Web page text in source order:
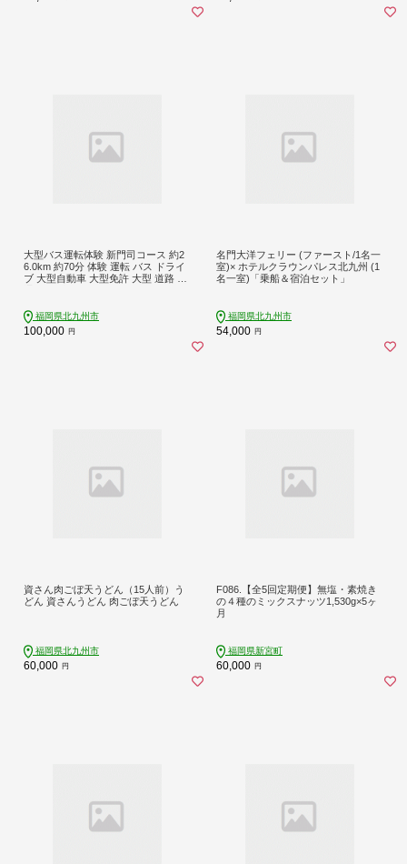
大型バス運転体験 新門司コース 約2
6.0km 約70分 体験 運転 バス ドライ
ブ 大型自動車 大型免許 大型 道路 交
福岡県北九州市
100,000 円
名門大洋フェリー (ファースト/1名一
室)× ホテルクラウンパレス北九州 (1
名一室)「乗船＆宿泊セット」
福岡県北九州市
54,000 円
資さん肉ごぼ天うどん（15人前）う
どん 資さんうどん 肉ごぼ天うどん
福岡県北九州市
60,000 円
F086.【全5回定期便】無塩・素焼き
の４種のミックスナッツ1,530g×5ヶ
月
福岡県新宮町
60,000 円